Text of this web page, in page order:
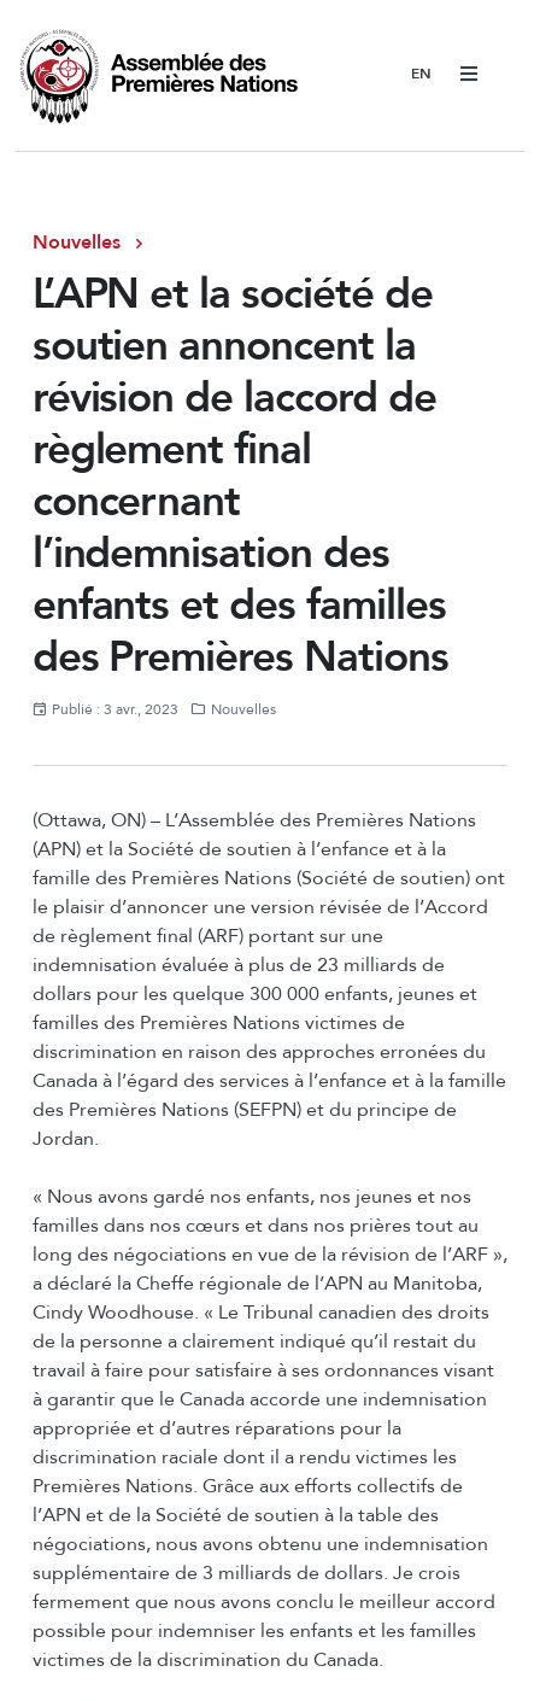
Menu
Nouvelles
L’APN et la société de
soutien annoncent la
révision de laccord de
règlement final
concernant
l’indemnisation des
enfants et des familles
des Premières Nations
Publié : 3 avr., 2023 Nouvelles
(Ottawa, ON) – L’Assemblée des Premières Nations
(APN) et la Société de soutien à l’enfance et à la
famille des Premières Nations (Société de soutien) ont
le plaisir d’annoncer une version révisée de l’Accord
de règlement final (ARF) portant sur une
indemnisation évaluée à plus de 23 milliards de
dollars pour les quelque 300 000 enfants, jeunes et
familles des Premières Nations victimes de
discrimination en raison des approches erronées du
Canada à l’égard des services à l’enfance et à la famille
des Premières Nations (SEFPN) et du principe de
Jordan.
« Nous avons gardé nos enfants, nos jeunes et nos
familles dans nos cœurs et dans nos prières tout au
long des négociations en vue de la révision de l’ARF »,
a déclaré la Cheffe régionale de l’APN au Manitoba,
Cindy Woodhouse. « Le Tribunal canadien des droits
de la personne a clairement indiqué qu’il restait du
travail à faire pour satisfaire à ses ordonnances visant
à garantir que le Canada accorde une indemnisation
appropriée et d’autres réparations pour la
discrimination raciale dont il a rendu victimes les
Premières Nations. Grâce aux efforts collectifs de
l’APN et de la Société de soutien à la table des
négociations, nous avons obtenu une indemnisation
supplémentaire de 3 milliards de dollars. Je crois
fermement que nous avons conclu le meilleur accord
possible pour indemniser les enfants et les familles
victimes de la discrimination du Canada.